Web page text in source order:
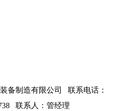
备制造有限公司 联系电话：
联系人：管经理